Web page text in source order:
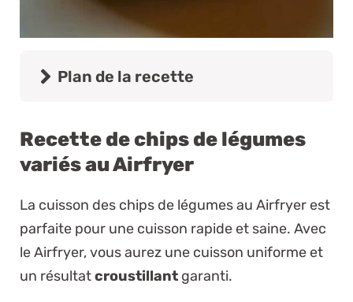
Plan de la recette
Recette de chips de légumes
variés au Airfryer
La cuisson des chips de légumes au Airfryer est
parfaite pour une cuisson rapide et saine. Avec
le Airfryer, vous aurez une cuisson uniforme et
un résultatcroustillant garanti.